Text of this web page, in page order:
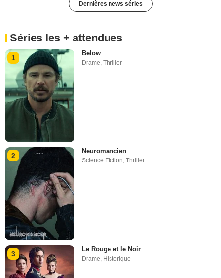
Dernières news séries
Séries les + attendues
1
Below
Drame,Thriller
2
Neuromancien
Science Fiction,Thriller
3
Le Rouge et le Noir
Drame Historique